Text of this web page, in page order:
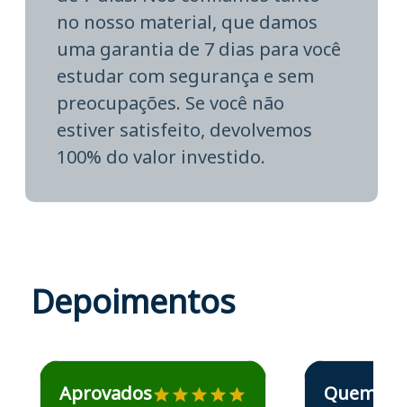
no nosso material, que damos
uma garantia de 7 dias para você
estudar com segurança e sem
preocupações. Se você não
estiver satisfeito, devolvemos
100% do valor investido.
Depoimentos
Estudante José recomenda o Aprova Concursos em
Aprovados
Estudante Elais
Quem